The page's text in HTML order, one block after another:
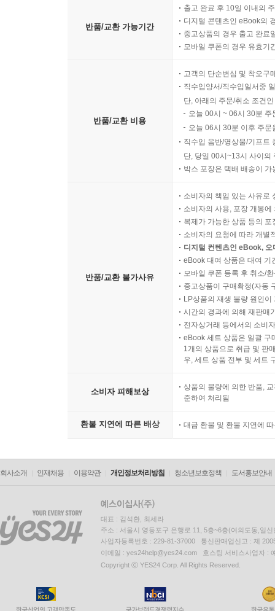
반품/교환 가능기간
출고 완료 후 10일 이내의
디지털 콘텐츠인 eBook의
중고상품의 경우 출고 완료
모바일 쿠폰의 경우 유효기
반품/교환 비용
고객의 단순변심 및 착오구
직수입양서/직수입일서중
단, 아래의 주문/취소 조건
오늘 00시 ~ 06시 30분
오늘 06시 30분 이후 주
직수입 음반/영상물/기프트
단, 당일 00시~13시 사이의
박스 포장은 택배 배송이
반품/교환 불가사유
소비자의 책임 있는 사유로
소비자의 사용, 포장 개봉
복제가 가능한 상품 등의
소비자의 요청에 따라 개별
디지털 컨텐츠인 eBook,
eBook 대여 상품은 대여 기
모바일 쿠폰 등록 후 취소/
중고상품이 구매확정(자동
LP상품의 재생 불량 원인
시간의 경과에 의해 재판매
전자상거래 등에서의 소비
eBook 세트 상품은 일괄 구
1개의 상품으로 취급 및 판
우, 세트 상품 전부 및 세트
소비자 피해보상
상품의 불량에 의한 반품,
준하여 처리됨
환불 지연에 따른 배상 대금 환불 및 환불 지연에
회사소개 인재채용 이용약관 개인정보처리방침 청소년보호정책 도서홍보안내
대표 : 김석환, 최세라
주소 : 서울시 영등포구 은행로 11, 5층~6층(여의도동,일신
사업자등록번호 : 229-81-37000 통신판매업신고 : 제
이메일 : yes24help@yes24.com 호스팅 서비스사업자 :
Copyright ⓒ YES24 Corp. All Rights Reserved.